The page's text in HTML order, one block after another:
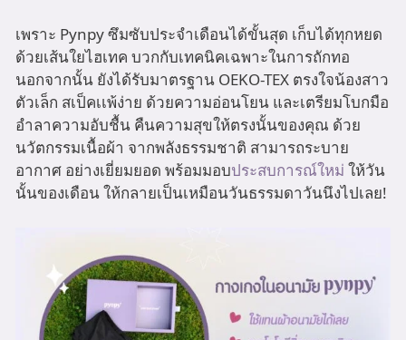
เพราะ Pynpy ซึมซับประจำเดือนได้ขั้นสุด เก็บได้ทุกหยด
ด้วยเส้นใยไฮเทค บวกกับเทคนิคเฉพาะในการถักทอ
นอกจากนั้น ยังได้รับมาตรฐาน OEKO-TEX ตรงใจน้องสาว
ตัวเล็ก สเป็คเเพ้ง่าย ด้วยความอ่อนโยน และเตรียมโบกมือ
อำลาความอับชื้น คืนความสุขให้ตรงนั้นของคุณ ด้วย
นวัตกรรมเนื้อผ้า จากพลังธรรมชาติ สามารถระบาย
อากาศ อย่างเยี่ยมยอด พร้อมมอบประสบการณ์ใหม่ ให้วัน
นั้นของเดือน ให้กลายเป็นเหมือนวันธรรมดาวันนึงไปเลย!